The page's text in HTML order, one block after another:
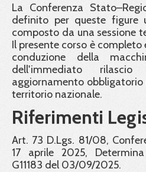
La Conferenza
definito per queste figure
composto da una sessione
Il presente corso è
conduzione della
dell'immediato
aggiornamento
territorio nazionale.
Riferimenti
Art. 73 D.Lgs. 81/08,
17 aprile 2025,
G11183 del 03/09/2025.